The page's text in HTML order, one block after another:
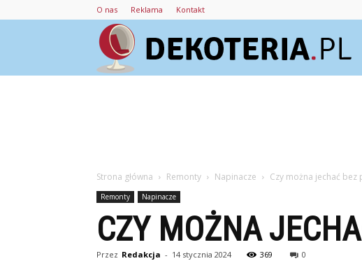
O nas Reklama Kontakt
Strona główna Remonty Napinacze Czy można jechać bez
Remonty Napinacze
CZY MOŻNA
Przez Redakcja - 14 stycznia 2024 369 0